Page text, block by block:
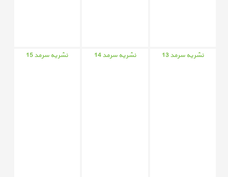
نشریه سرمد 13 نشریه سرمد 14 نشریه سرمد 15